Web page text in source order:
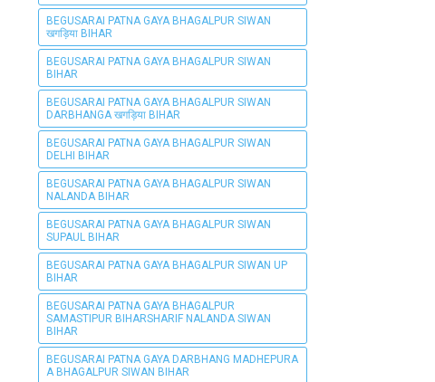
BEGUSARAI PATNA GAYA BHAGALPUR SIWAN
खगड़िया BIHAR
BEGUSARAI PATNA GAYA BHAGALPUR SIWAN
BIHAR
BEGUSARAI PATNA GAYA BHAGALPUR SIWAN
DARBHANGA खगड़िया BIHAR
BEGUSARAI PATNA GAYA BHAGALPUR SIWAN
DELHI BIHAR
BEGUSARAI PATNA GAYA BHAGALPUR SIWAN
NALANDA BIHAR
BEGUSARAI PATNA GAYA BHAGALPUR SIWAN
SUPAUL BIHAR
BEGUSARAI PATNA GAYA BHAGALPUR SIWAN UP
BIHAR
BEGUSARAI PATNA GAYA BHAGALPUR
SAMASTIPUR BIHARSHARIF NALANDA SIWAN
BIHAR
BEGUSARAI PATNA GAYA DARBHANG MADHEPURA
A BHAGALPUR SIWAN BIHAR